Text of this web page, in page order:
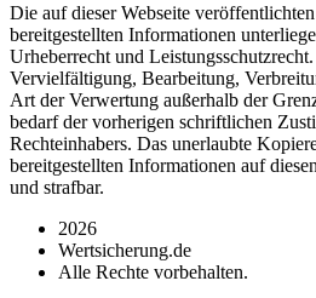
Die auf dieser Webseite
bereitgestellten Informationen
Urheberrecht und
Vervielfältigung, Bearbeitung,
Art der Verwertung außerhalb der
bedarf der vorherigen schriftlichen
Rechteinhabers. Das unerlaubte
bereitgestellten Informationen auf
und strafbar.
2026
Wertsicherung.de
Alle Rechte vorbehalten.